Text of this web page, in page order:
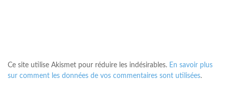
Ce site utilise Akismet pour réduire les indésirables. En savoir plus
sur comment les données de vos commentaires sont utilisées.